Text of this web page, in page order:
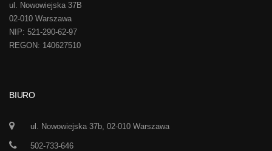
ul. Nowowiejska 37B
02-010 Warszawa
NIP: 521-290-62-97
REGON: 140627510
BIURO
ul. Nowowiejska 37b, 02-010 Warszawa
502-733-646